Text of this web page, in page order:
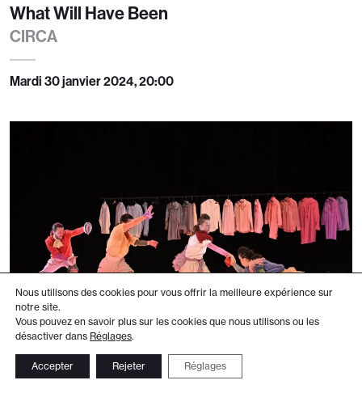
What Will Have Been
CIRCA
Mardi 30 janvier 2024, 20:00
Quatuor à corps pour Mozart
Nous utilisons des cookies pour vous offrir la meilleure expérience sur
notre site.
Vous pouvez en savoir plus sur les cookies que nous utilisons ou les
désactiver dans Réglages.
Accepter Rejeter Réglages